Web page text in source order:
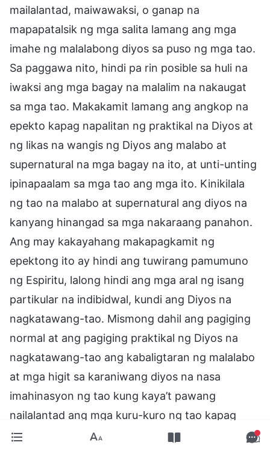
mailalantad, maiwawaksi, o ganap na
mapapatalsik ng mga salita lamang ang mga
imahe ng malalabong diyos sa puso ng mga tao.
Sa paggawa nito, hindi pa rin posible sa huli na
iwaksi ang mga bagay na malalim na nakaugat
sa mga tao. Makakamit lamang ang angkop na
epekto kapag napalitan ng praktikal na Diyos at
ng likas na wangis ng Diyos ang malabo at
supernatural na mga bagay na ito, at unti-unting
ipinapaalam sa mga tao ang mga ito. Kinikilala
ng tao na malabo at supernatural ang diyos na
kanyang hinangad sa mga nakaraang panahon.
Ang may kakayahang makapagkamit ng
epektong ito ay hindi ang tuwirang pamumuno
ng Espiritu, lalong hindi ang mga aral ng isang
partikular na indibidwal, kundi ang Diyos na
nagkatawang-tao. Mismong dahil ang pagiging
normal at ang pagiging praktikal ng Diyos na
nagkatawang-tao ang kabaligtaran ng malalabo
at mga higit sa karaniwang diyos na nasa
imahinasyon ng tao kung kaya’t pawang
nailalantad ang mga kuru-kuro ng tao kapag
opisyal na ginagawa ng Diyos na nagkatawang-